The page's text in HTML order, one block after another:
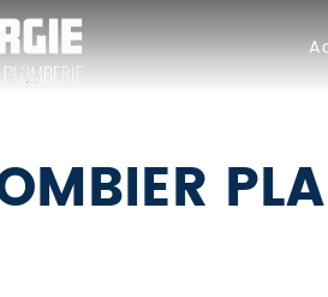
BE
ÉNERGIE